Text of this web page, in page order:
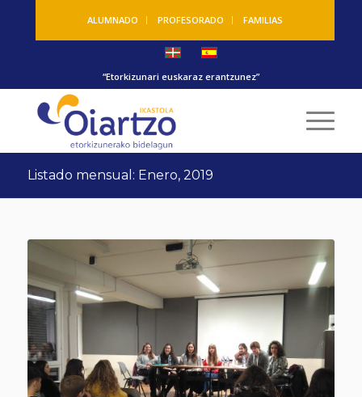
ALUMNADO PROFESORADO FAMILIAS
“Etorkizunari euskaraz erantzunez”
Listado mensual: Enero, 2019